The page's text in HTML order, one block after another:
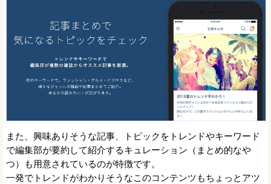
また、興味ありそうな記事、トピックをトレンドやキーワード
で編集部が要約して紹介するキュレーション（まとめ的なや
つ）も用意されているのが特徴です。
一発でトレンドがわかりそうなこのコンテンツもちょっとアツ